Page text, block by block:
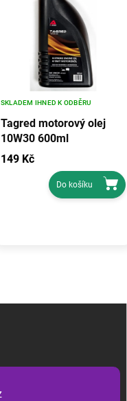
Tagred motorový olej
10W30 600ml
SKLADEM IHNED K ODBĚRU
149 Kč
Do košíku